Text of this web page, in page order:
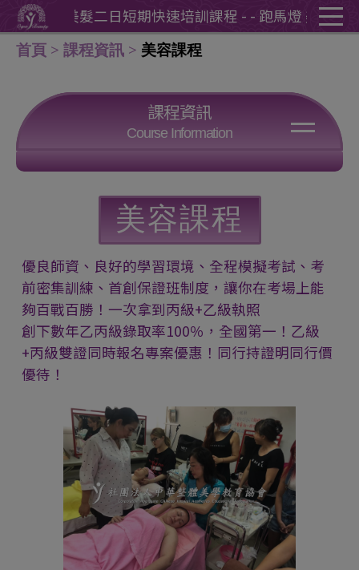
馬燈 美髮二日短期快速培訓課程 - - 跑馬燈 美髮二日
首頁 課程資訊 美容課程
課程資訊
Course Information
美甲課程
紋繡課程
美睫課程
美容課程
美髮課程
HD噴槍課程
新娘秘書課程
特效化妝課程
比賽特訓班
美容課程
優良師資、良好的學習環境、全程模擬考試、考
前密集訓練、首創保證班制度，讓你在考場上能
夠百戰百勝！一次拿到丙級+乙級執照
創下數年乙丙級錄取率100％，全國第一！乙級
+丙級雙證同時報名專案優惠！同行持證明同行價
優待！
Cookie管理面板